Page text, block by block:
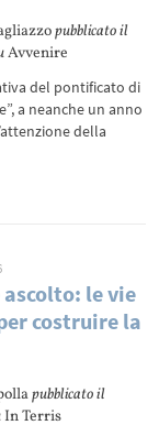
pubblicato il
Avvenire
del pontificato di
a neanche un anno
della
le vie
costruire la
pubblicato il
In Terris